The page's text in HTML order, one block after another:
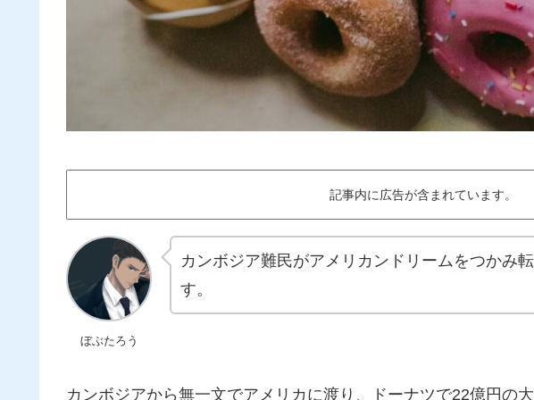
記事内に広告が含まれています。
ぼぶたろう
カンボジア難民がアメリカンドリームをつかみ
す。
カンボジアから無一文でアメリカに渡り、ドーナツで22億円の